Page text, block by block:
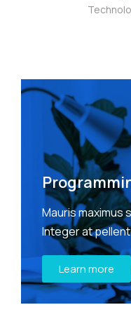
Mauris
Integer at
Learn more